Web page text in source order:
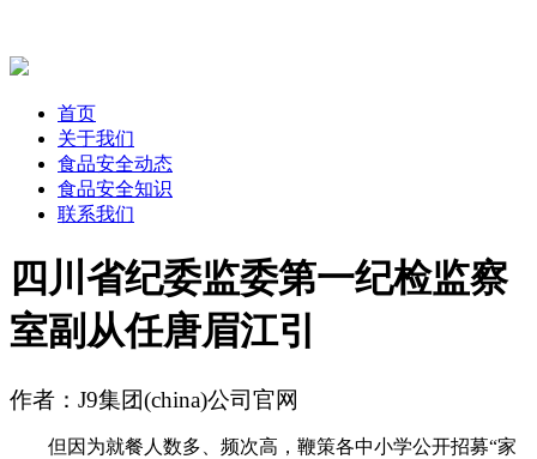
首页
关于我们
食品安全动态
食品安全知识
联系我们
四川省纪委监委第一纪检监察
室副从任唐眉江引
作者：J9集团(china)公司官网
但因为就餐人数多、频次高，鞭策各中小学公开招募“家